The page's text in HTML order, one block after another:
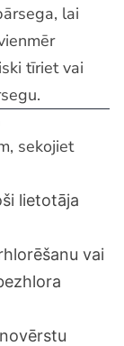
lai
tīriet vai
sekojiet
lietotāja
vai